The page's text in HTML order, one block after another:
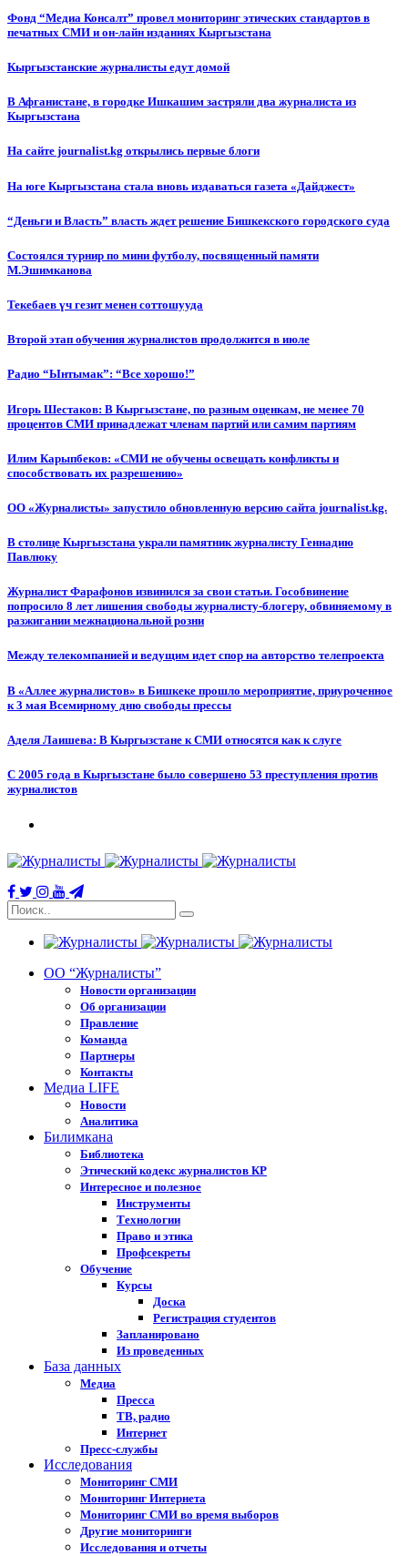
Фонд “Медиа Консалт” провел мониторинг этических стандартов в
печатных СМИ и он-лайн изданиях Кыргызстана
Кыргызстанские журналисты едут домой
В Афганистане, в городке Ишкашим застряли два журналиста из
Кыргызстана
На сайте journalist.kg открылись первые блоги
На юге Кыргызстана стала вновь издаваться газета «Дайджест»
“Деньги и Власть” власть ждет решение Бишкекского городского суда
Состоялся турнир по мини футболу, посвященный памяти
М.Эшимканова
Текебаев үч гезит менен соттошууда
Второй этап обучения журналистов продолжится в июле
Радио “Ынтымак”: “Все хорошо!”
Игорь Шестаков: В Кыргызстане, по разным оценкам, не менее 70
процентов СМИ принадлежат членам партий или самим партиям
Илим Карыпбеков: «СМИ не обучены освещать конфликты и
способствовать их разрешению»
ОО «Журналисты» запустило обновленную версию сайта journalist.kg.
В столице Кыргызстана украли памятник журналисту Геннадию
Павлюку
Журналист Фарафонов извинился за свои статьи. Гособвинение
попросило 8 лет лишения свободы журналисту-блогеру, обвиняемому в
разжигании межнациональной розни
Между телекомпанией и ведущим идет спор на авторство телепроекта
В «Аллее журналистов» в Бишкеке прошло мероприятие, приуроченное
к 3 мая Всемирному дню свободы прессы
Аделя Лаишева: В Кыргызстане к СМИ относятся как к слуге
С 2005 года в Кыргызстане было совершено 53 преступления против
журналистов
ОО “Журналисты”
Новости организации
Об организации
Правление
Команда
Партнеры
Контакты
Медиа LIFE
Новости
Аналитика
Билимкана
Библиотека
Этический кодекс журналистов КР
Интересное и полезное
Инструменты
Технологии
Право и этика
Профсекреты
Обучение
Курсы
Доска
Регистрация студентов
Запланировано
Из проведенных
База данных
Медиа
Пресса
ТВ, радио
Интернет
Пресс-службы
Исследования
Мониторинг СМИ
Мониторинг Интернета
Мониторинг СМИ во время выборов
Другие мониторинги
Исследования и отчеты